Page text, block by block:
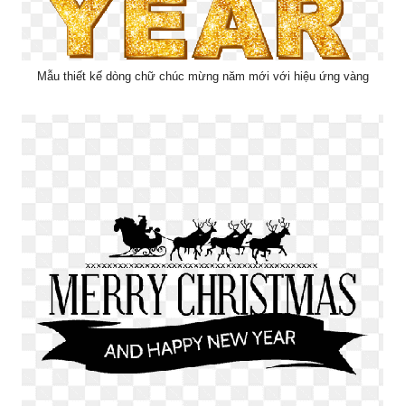
Mẫu thiết kế dòng chữ chúc mừng năm mới với hiệu ứng vàng